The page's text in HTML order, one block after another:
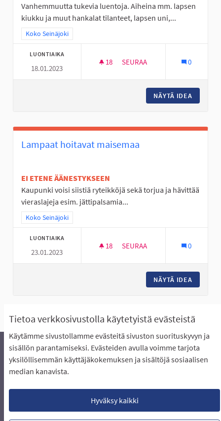
Tietoa verkkosivustolla käytetyistä evästeistä
Käytämme sivustollamme evästeitä sivuston suorituskyvyn ja
sisällön parantamiseksi. Evästeiden avulla voimme tarjota
yksilöllisemmän käyttäjäkokemuksen ja sisältöjä sosiaalisen
median kanavista.
Hyväksy kaikki
Vanhemmuutta tukevia luentoja. Aiheina mm. lapsen
kiukku ja muut hankalat tilanteet, lapsen uni,...
Rajaa tulokset teeman mukaan: Koko Seinäjoki
Koko Seinäjoki
LUONTIAIKA
18.01.2023
18 18 SEURAAJAA
SEURAA 0
NÄYTÄ IDEA
Lampaat hoitavat maisemaa
EI ETENE ÄÄNESTYKSEEN
Kaupunki voisi siistiä ryteikköjä sekä torjua ja hävittää
vieraslajeja esim. jättipalsamia...
Rajaa tulokset teeman mukaan: Koko Seinäjoki
Koko Seinäjoki
LUONTIAIKA
23.01.2023
18 18 SEURAAJAA
SEURAA 0
NÄYTÄ IDEA
Näytä kaikki peruutetut ideat
Äänestyksen pikaohjeet
Usein kysytyt kysymykset
Näin äänestät Asukasbudjetissa
Lataa avoimet datatiedostot
Evästeasetukset